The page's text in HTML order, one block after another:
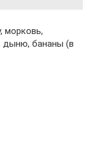
морковь,
дыню, бананы (в